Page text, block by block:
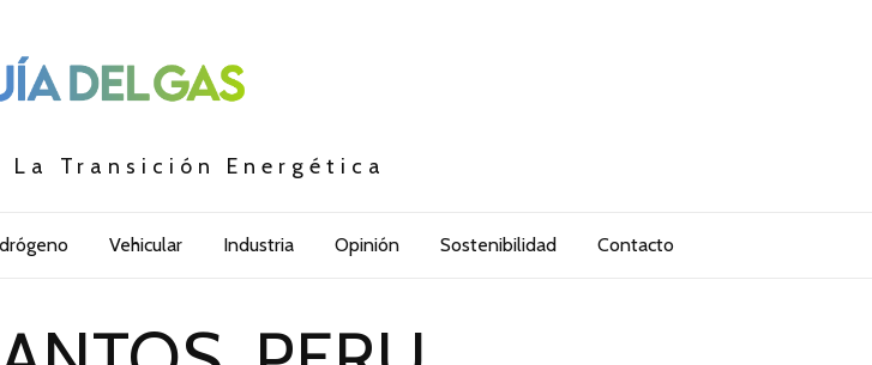
La Transición Energética
Vehicular Industria Opinión Sostenibilidad Contacto